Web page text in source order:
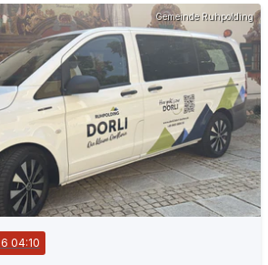
Gemeinde Ruhpolding
04:10